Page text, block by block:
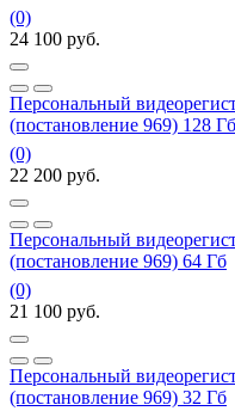
(0)
24 100 руб.
Персональный
(постановление 969) 128 Гб
(0)
22 200 руб.
Персональный
(постановление 969) 64 Гб
(0)
21 100 руб.
Персональный
(постановление 969) 32 Гб